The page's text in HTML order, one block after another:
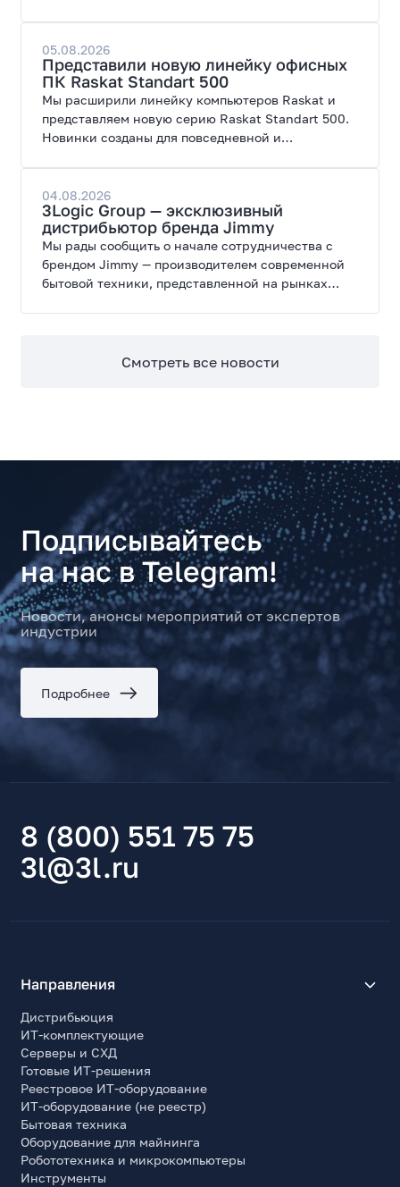
современных игр и работы с нейросетями.
05.08.2026
Представили новую линейку офисных
ПК Raskat Standart 500
Мы расширили линейку компьютеров Raskat и
представляем новую серию Raskat Standart 500.
Новинки созданы для повседневной и
широкие возможности модернизации.
04.08.2026
3Logic Group — эксклюзивный
дистрибьютор бренда Jimmy
Мы рады сообщить о начале сотрудничества с
брендом Jimmy — производителем современной
бытовой техники, представленной на рынках
Смотреть все новости
Подписывайтесь
на нас в Telegram!
Новости, анонсы мероприятий от экспертов
индустрии
Подробнее
8 (800) 551 75 75
3l@3l.ru
Направления
Дистрибьюция
ИТ-комплектующие
Серверы и СХД
Готовые ИТ-решения
Реестровое ИТ-оборудование
ИТ-оборудование (не реестр)
Бытовая техника
Оборудование для майнинга
Робототехника и микрокомпьютеры
Инструменты